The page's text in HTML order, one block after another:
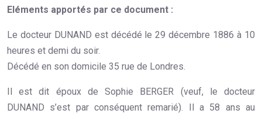
Eléments apportés par ce document :
Le docteur DUNAND est décédé le 29 décembre 1886 à 10
heures et demi du soir.
Décédé en son domicile 35 rue de Londres.
Il est dit époux de Sophie BERGER (veuf, le docteur
DUNAND s’est par conséquent remarié). Il a 58 ans au